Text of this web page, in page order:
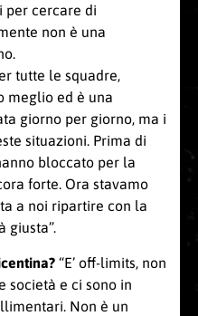
per cercare di
non è una
tutte le squadre,
meglio ed è una
giorno per giorno, ma i
situazioni. Prima di
bloccato per la
forte. Ora stavamo
a noi ripartire con la
giusta”.
“E’ off-limits, non
società e ci sono in
Non è un